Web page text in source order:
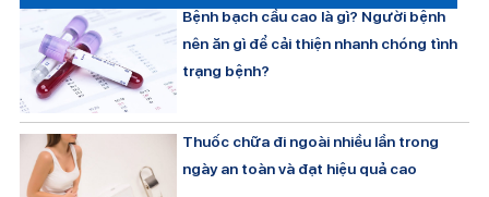
Bệnh bạch cầu cao là gì? Người bệnh
nên ăn gì để cải thiện nhanh chóng tình
trạng bệnh?
Thuốc chữa đi ngoài nhiều lần trong
ngày an toàn và đạt hiệu quả cao